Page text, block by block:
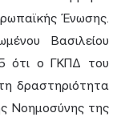
Ένωσης.
Βασιλείου
ότι ο ΓΚΠΔ του
δραστηριότητα
Νοημοσύνης της